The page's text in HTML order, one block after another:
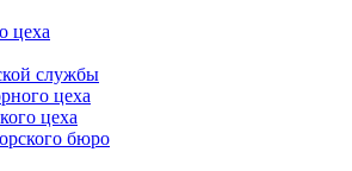
цеха
службы
цеха
цеха
бюро